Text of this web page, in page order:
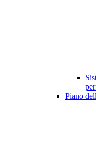
Piano